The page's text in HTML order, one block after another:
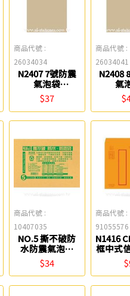
商品代號 :
26034034
N2407 7號防震
氣泡袋
(32x48cm) 博崴
$37
商品代號 :
26034041
N2408
氣
商品代號 :
10407035
NO.5 撕不破防
水防震氣泡袋
(27*37cm) Life
$34
商品代號 :
91055576
N1416
框中式